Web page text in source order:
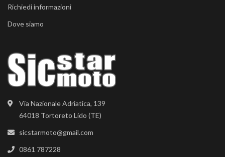
Via Nazionale Adriatica, 139
64018 Tortoreto Lido (TE)
sicstarmoto@gmail.com
0861 787228
Richiedi informazioni
Dove siamo